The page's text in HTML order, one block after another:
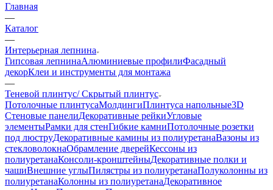
Главная
—
Каталог
—
Интерьерная лепнина
Гипсовая лепнинаАлюминиевые профилиФасадный
декорКлеи и инструменты для монтажа
—
Теневой плинтус/ Скрытый плинтус
Потолочные плинтусаМолдингиПлинтуса напольные3D
Стеновые панелиДекоративные рейкиУгловые
элементыРамки для стенГибкие камниПотолочные розетки
под люструДекоративные камины из полиуретанаВазоны из
стекловолокнаОбрамление дверейКессоны из
полиуретанаКонсоли-кронштейныДекоративные полки и
чашиВнешние углыПилястры из полиуретанаПолуколонны из
полиуретанаКолонны из полиуретанаДекоративное